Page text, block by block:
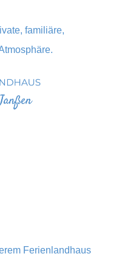
familiäre,
Ferienlandhaus